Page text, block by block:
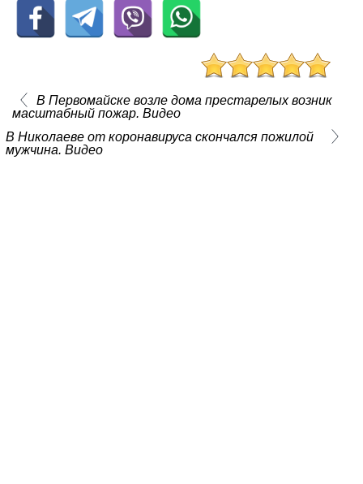
В Первомайске возле дома престарелых возник
масштабный пожар. Видео
В Николаеве от коронавируса скончался пожилой
мужчина. Видео